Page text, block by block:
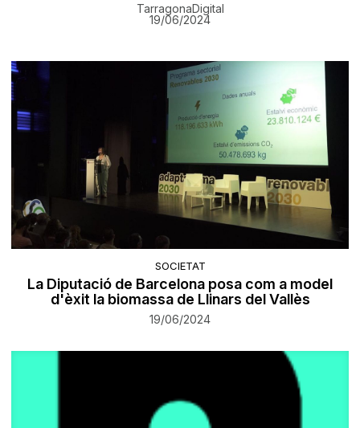
TarragonaDigital
19/06/2024
SOCIETAT
La Diputació de Barcelona posa com a model
d'èxit la biomassa de Llinars del Vallès
19/06/2024